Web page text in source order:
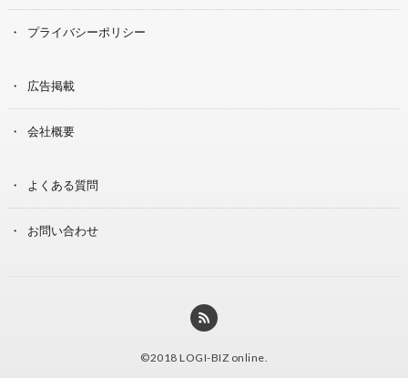
プライバシーポリシー
広告掲載
会社概要
よくある質問
お問い合わせ
©2018 LOGI-BIZ online